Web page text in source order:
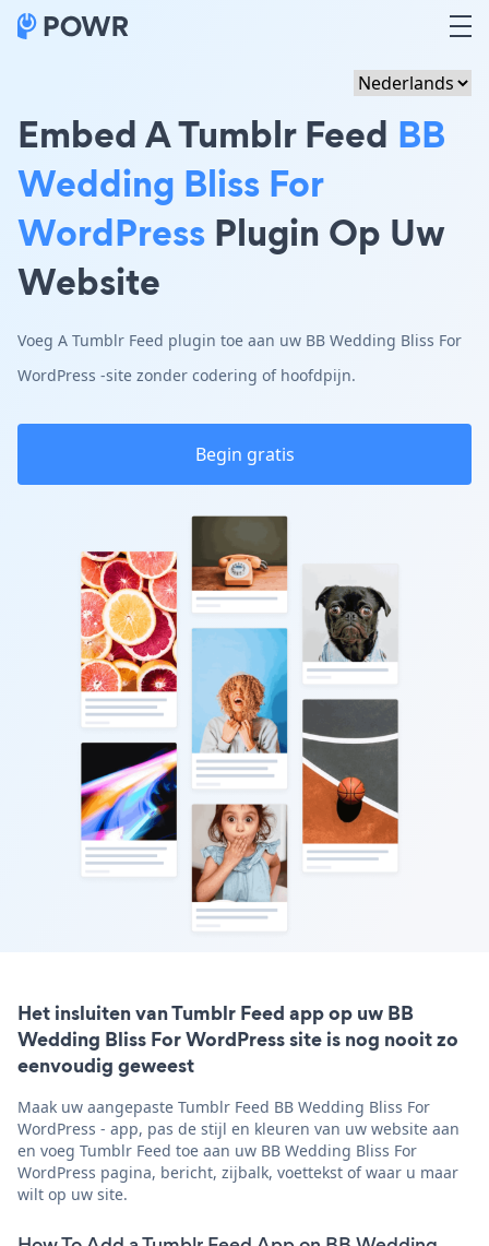
Embed A Tumblr Feed BB
Wedding Bliss For
WordPress Plugin Op Uw
Website
Voeg A Tumblr Feed plugin toe aan uw BB Wedding Bliss For
WordPress -site zonder codering of hoofdpijn.
Begin gratis
Het insluiten van Tumblr Feed app op uw BB
Wedding Bliss For WordPress site is nog nooit zo
eenvoudig geweest
Maak uw aangepaste Tumblr Feed BB Wedding Bliss For
WordPress - app, pas de stijl en kleuren van uw website aan
en voeg Tumblr Feed toe aan uw BB Wedding Bliss For
WordPress pagina, bericht, zijbalk, voettekst of waar u maar
wilt op uw site.